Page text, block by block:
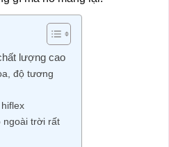
lượng cao
độ tương
ngoài trời rất